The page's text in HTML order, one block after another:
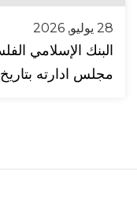
28 يوليو, 2026
مجلس ادارته بتاريخ 26/07/2026.